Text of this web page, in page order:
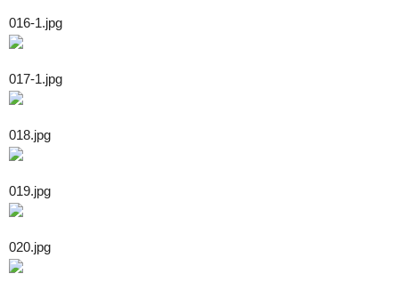
016-1.jpg
017-1.jpg
018.jpg
019.jpg
020.jpg